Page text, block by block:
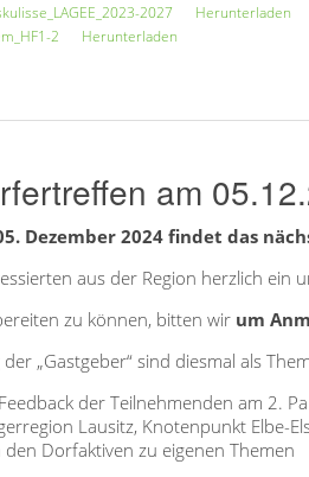
2027
Herunterladen
2
Herunterladen
am
Dezember 2024 findet das
aus der Region herzlich ein
zu können, bitten wir um
„Gastgeber“ sind diesmal als
der Teilnehmenden am 2.
Lausitz, Knotenpunkt Elbe-
Dorfaktiven zu eigenen Themen